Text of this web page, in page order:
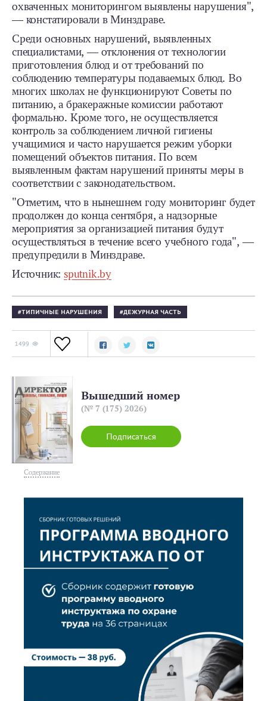
охваченных мониторингом выявлены нарушения",
― констатировали в Минздраве.
Среди основных нарушений, выявленных
специалистами, ― отклонения от технологии
приготовления блюд и от требований по
соблюдению температуры подаваемых блюд. Во
многих школах не функционируют Советы по
питанию, а бракеражные комиссии работают
формально. Кроме того, не осуществляется
контроль за соблюдением личной гигиены
учащимися и часто нарушается режим уборки
помещений объектов питания. По всем
выявленным фактам нарушений приняты меры в
соответствии с законодательством.
"Отметим, что в нынешнем году мониторинг будет
продолжен до конца сентября, а надзорные
мероприятия за организацией питания будут
осуществляться в течение всего учебного года", ―
предупредили в Минздраве.
Источник:sputnik.by
ТИПИЧНЫЕ НАРУШЕНИЯ ДЕЖУРНАЯ ЧАСТЬ
1499
Содержание
Подписаться
Вышедший номер
(№ 7 (175) 2026)